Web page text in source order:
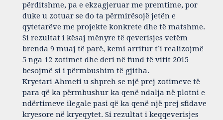
përditshme, pa e ekzagjeruar me premtime, por
duke u zotuar se do ta përmirësojë jetën e
qytetarëve me projekte konkrete dhe të matshme.
Si rezultat i kësaj mënyre të qeverisjes vetëm
brenda 9 muaj të parë, kemi arritur t’i realizojmë
5 nga 12 zotimet dhe deri në fund të vitit 2015
besojmë si i përmbushim të gjitha.
Kryetari Ahmeti u shpreh se një prej zotimeve të
para që ka përmbushur ka qenë ndalja në plotni e
ndërtimeve ilegale pasi që ka qenë një prej sfidave
kryesore në kryeqytet. Si rezultat i keqqeverisjes